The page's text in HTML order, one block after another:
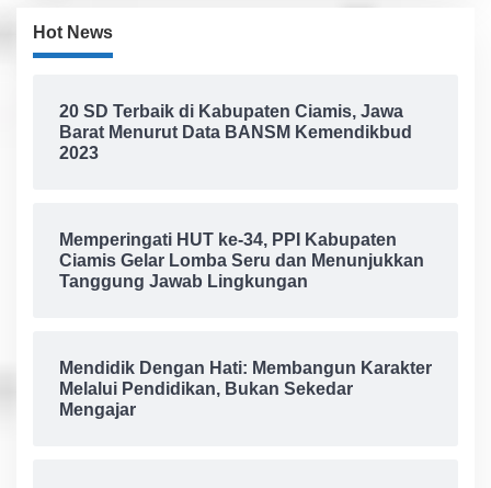
Hot News
20 SD Terbaik di Kabupaten Ciamis, Jawa
Barat Menurut Data BANSM Kemendikbud
2023
Memperingati HUT ke-34, PPI Kabupaten
Ciamis Gelar Lomba Seru dan Menunjukkan
Tanggung Jawab Lingkungan
Mendidik Dengan Hati: Membangun Karakter
Melalui Pendidikan, Bukan Sekedar
Mengajar